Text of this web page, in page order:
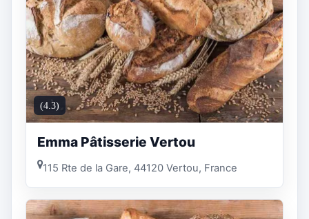
(4.3)
Emma Pâtisserie Vertou
115 Rte de la Gare, 44120 Vertou, France